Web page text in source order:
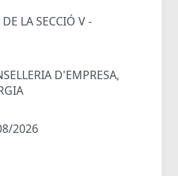
DE LA SECCIÓ V -
D'EMPRESA,
2026